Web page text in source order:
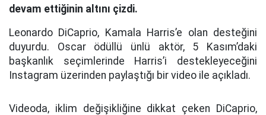
devam ettiğinin altını çizdi.
Leonardo DiCaprio, Kamala Harris’e olan desteğini
duyurdu. Oscar ödüllü ünlü aktör, 5 Kasım’daki
başkanlık seçimlerinde Harris’i destekleyeceğini
Instagram üzerinden paylaştığı bir video ile açıkladı.
Videoda, iklim değişikliğine dikkat çeken DiCaprio,